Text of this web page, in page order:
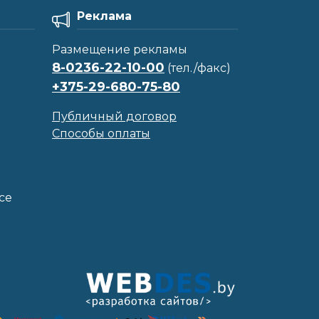
Реклама
Размещение рекламы
8-0236-22-10-00 (тел./факс)
+375-29-680-75-80
Публичный договор
Способы оплаты